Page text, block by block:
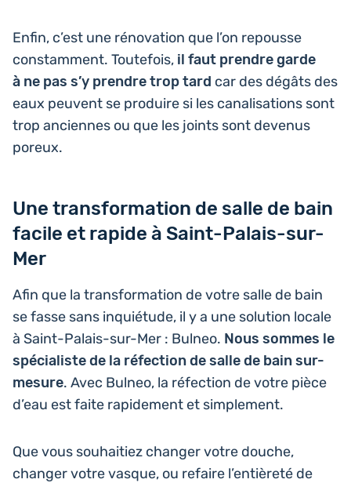
Enfin, c’est une réno­va­tion que l’on repousse
constam­ment. Tou­te­fois, il faut prendre garde
à ne pas s’y prendre trop tard car des dégâts des
eaux peuvent se pro­duire si les cana­li­sa­tions sont
trop anciennes ou que les joints sont devenus
poreux.
Une transformation de salle de bain
facile et rapide à Saint-Palais-sur-
Mer
Afin que la trans­for­ma­tion de votre salle de bain
se fasse sans inquié­tude, il y a une solu­tion locale
à Saint-Palais-sur-Mer : Bulneo. Nous sommes le
spé­cia­liste de la réfec­tion de salle de bain sur-
mesure. Avec Bulneo, la réfec­tion de votre pièce
d’eau est faite rapi­de­ment et simplement.
Que vous sou­hai­tiez changer votre douche,
changer votre vasque, ou refaire l’en­tiè­re­té de